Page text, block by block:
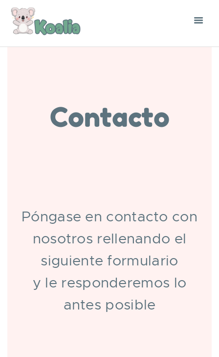
Contacto
Póngase en contacto con
nosotros rellenando el
siguiente formulario
y le responderemos lo
antes posible